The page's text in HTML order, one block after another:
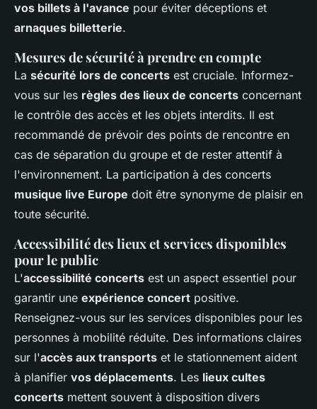
vos billets à l'avance pour éviter déceptions et
arnaques billetterie.
Mesures de sécurité à prendre en compte
La sécurité lors de concerts est cruciale. Informez-
vous sur les règles des lieux de concerts concernant
le contrôle des accès et les objets interdits. Il est
recommandé de prévoir des points de rencontre en
cas de séparation du groupe et de rester attentif à
l'environnement. La participation à des concerts
musique live Europe doit être synonyme de plaisir en
toute sécurité.
Accessibilité des lieux et services disponibles
pour le public
L'accessibilité concerts est un aspect essentiel pour
garantir une expérience concert positive.
Renseignez-vous sur les services disponibles pour les
personnes à mobilité réduite. Des informations claires
sur l'accès aux transports et le stationnement aident
à planifier vos déplacements. Les lieux cultes
concerts mettent souvent à disposition divers